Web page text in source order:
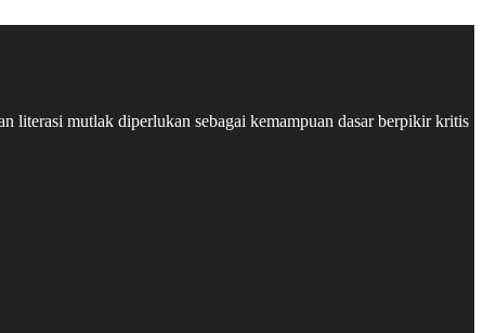
literasi mutlak diperlukan sebagai kemampuan dasar berpikir kritis